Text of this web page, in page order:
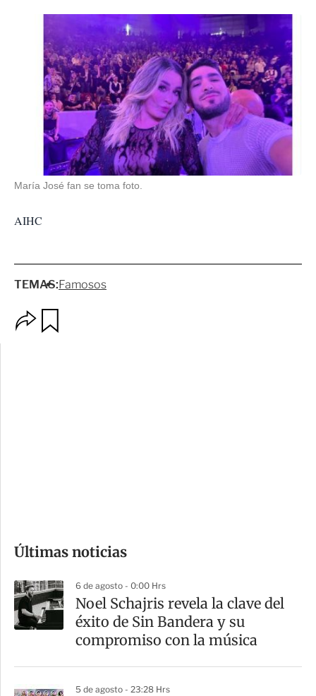
María José fan se toma foto.
AIHC
TEMAS:Famosos
m
a
r
t
Últimas noticias
6 de agosto - 0:00 Hrs
Noel Schajris revela la clave del
éxito de Sin Bandera y su
compromiso con la música
5 de agosto - 23:28 Hrs